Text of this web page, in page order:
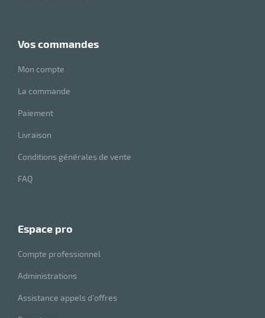
vos commandes
Mon compte
La commande
Paiement
Livraison
Conditions générales de vente
FAQ
espace pro
Compte professionnel
Administrations
Assistance appels d’offres